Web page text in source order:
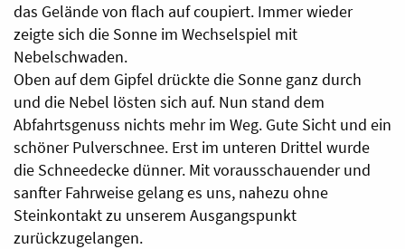
das Gelände von flach auf coupiert. Immer wieder
zeigte sich die Sonne im Wechselspiel mit
Nebelschwaden.
Oben auf dem Gipfel drückte die Sonne ganz durch
und die Nebel lösten sich auf. Nun stand dem
Abfahrtsgenuss nichts mehr im Weg. Gute Sicht und ein
schöner Pulverschnee. Erst im unteren Drittel wurde
die Schneedecke dünner. Mit vorausschauender und
sanfter Fahrweise gelang es uns, nahezu ohne
Steinkontakt zu unserem Ausgangspunkt
zurückzugelangen.